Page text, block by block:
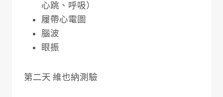
心跳、呼吸）
履帶心電圖
腦波
眼振
第二天 維也納測驗